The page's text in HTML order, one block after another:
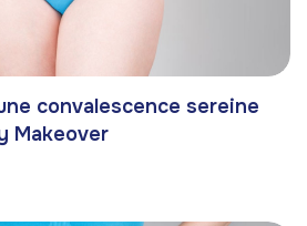
convalescence sereine
Makeover